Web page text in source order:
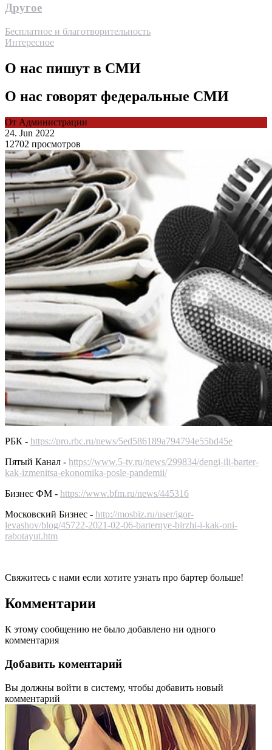
Другое
Бесплатное и благотворительность
Интересное
О нас пишут в СМИ
О нас говорят федеральные СМИ
От Администрации
24. Jun 2022
12702 просмотров
РБК - https://pro.rbc.ru/news/5ed586189a794794e55bd45e
Пятый Канал - https://www.5-tv.ru/news/299834/dengi-ili-barter-
kak-izmenitsa-ekonomika-posle-pandemii/
Бизнес ФМ - https://www.bfm.ru/news/445316
Московский Бизнес - http://mosbiz.ru/user/igor-
levashov/blog/45722-2021-02-06-barternye-birzhi-i-kak-oni-
rabotayut.htm
Свяжитесь с нами если хотите узнать про бартер больше!
Комментарии
К этому сообщению не было добавлено ни одного
комментария
Добавить коментарий
Вы должны войти в систему, чтобы добавить новый
комментарий